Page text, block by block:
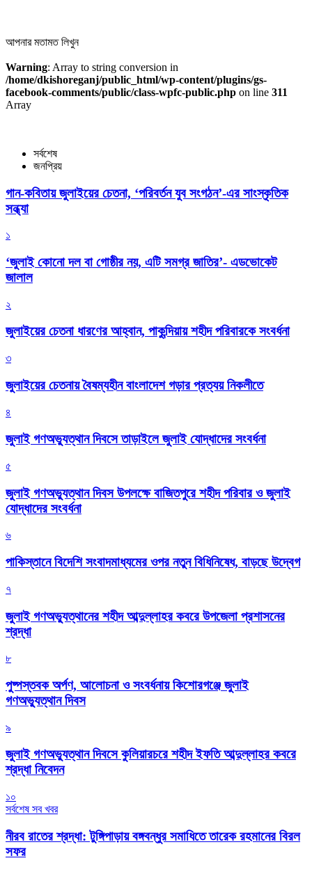
আপনার মতামত লিখুন
Warning: Array to string conversion in
/home/dkishoreganj/public_html/wp-content/plugins/gs-
facebook-comments/public/class-wpfc-public.php on line 311
Array
সর্বশেষ
জনপ্রিয়
গান-কবিতায় জুলাইয়ের চেতনা, ‘পরিবর্তন যুব সংগঠন’-এর সাংস্কৃতিক
সন্ধ্যা
১
‘জুলাই কোনো দল বা গোষ্ঠীর নয়, এটি সমগ্র জাতির’- এডভোকেট
জালাল
২
জুলাইয়ের চেতনা ধারণের আহ্বান, পাকুন্দিয়ায় শহীদ পরিবারকে সংবর্ধনা
৩
জুলাইয়ের চেতনায় বৈষম্যহীন বাংলাদেশ গড়ার প্রত্যয় নিকলীতে
৪
জুলাই গণঅভ্যুত্থান দিবসে তাড়াইলে জুলাই যোদ্ধাদের সংবর্ধনা
৫
জুলাই গণঅভ্যুত্থান দিবস উপলক্ষে বাজিতপুরে শহীদ পরিবার ও জুলাই
যোদ্ধাদের সংবর্ধনা
৬
পাকিস্তানে বিদেশি সংবাদমাধ্যমের ওপর নতুন বিধিনিষেধ, বাড়ছে উদ্বেগ
৭
জুলাই গণঅভ্যুত্থানের শহীদ আব্দুল্লাহর কবরে উপজেলা প্রশাসনের
শ্রদ্ধা
৮
পুষ্পস্তবক অর্পণ, আলোচনা ও সংবর্ধনায় কিশোরগঞ্জে জুলাই
গণঅভ্যুত্থান দিবস
৯
জুলাই গণঅভ্যুত্থান দিবসে কুলিয়ারচরে শহীদ ইফতি আব্দুল্লাহর কবরে
শ্রদ্ধা নিবেদন
১০
সর্বশেষ সব খবর
নীরব রাতের শ্রদ্ধা: টুঙ্গিপাড়ায় বঙ্গবন্ধুর সমাধিতে তারেক রহমানের বিরল
সফর